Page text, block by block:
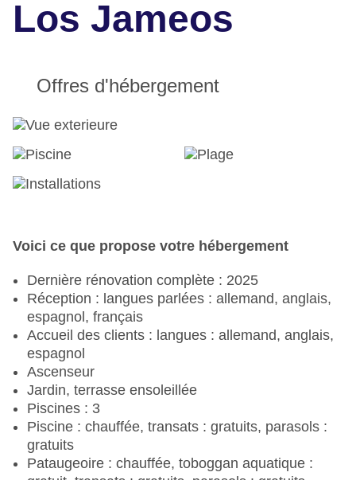
Los Jameos
Offres d'hébergement
Voici ce que propose votre hébergement
Dernière rénovation complète : 2025
Réception : langues parlées : allemand, anglais,
espagnol, français
Accueil des clients : langues : allemand, anglais,
espagnol
Ascenseur
Jardin, terrasse ensoleillée
Piscines : 3
Piscine : chauffée, transats : gratuits, parasols :
gratuits
Pataugeoire : chauffée, toboggan aquatique :